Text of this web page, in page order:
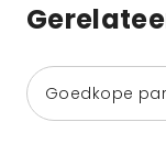
Goedkope